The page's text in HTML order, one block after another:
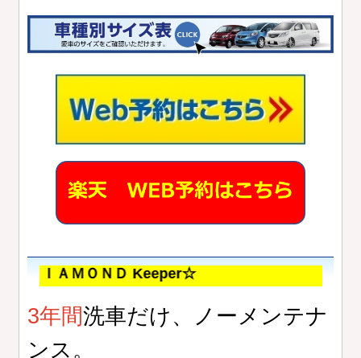
ＮＤ Keeper☆
3年間洗車だけ、ノーメンテナ
ンス。